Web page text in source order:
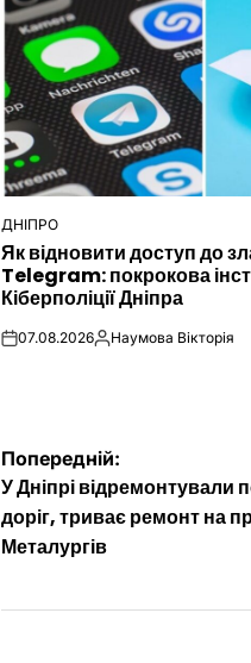
ОПУБЛІКУВАТИ
У
ДНІПРО
Як відновити доступ до
Telegram: покрокова
Кіберполіції Дніпра
on07.08.2026Опубліковано
Наумова Вікторія
Навігація
записів
Попередній:
У Дніпрі відремонтували
доріг, триває ремонт на
Металургів